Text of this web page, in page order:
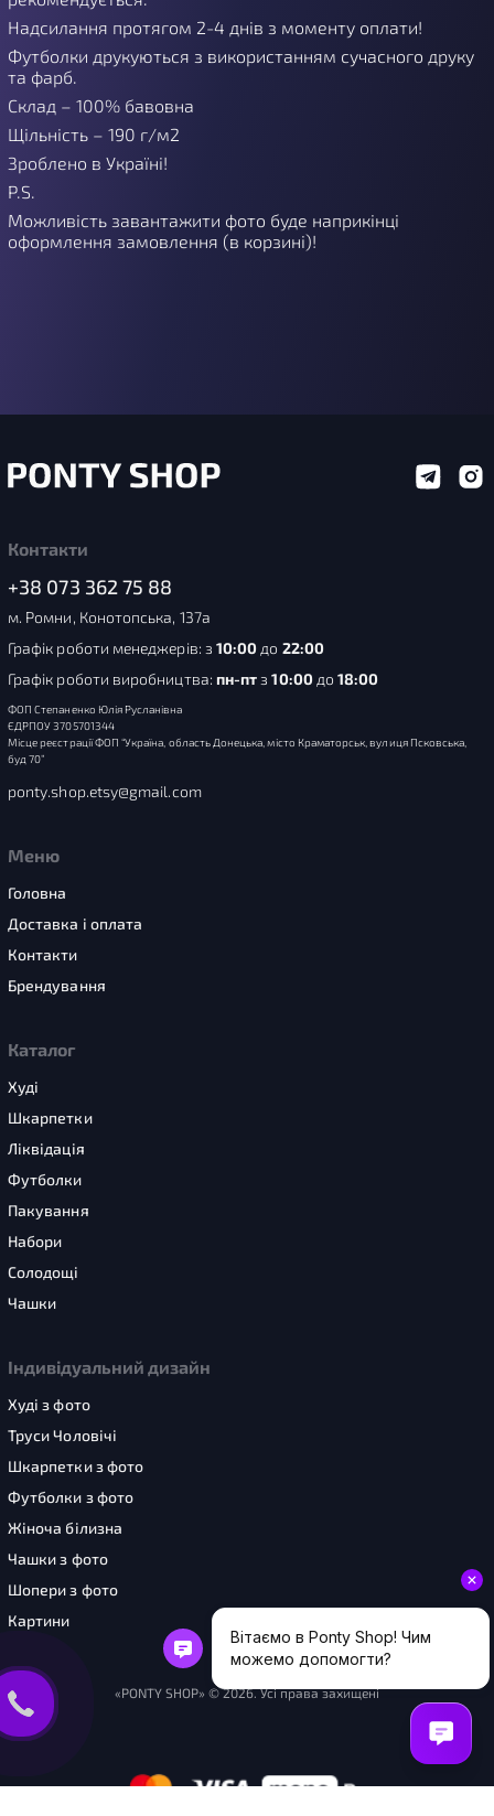
Надсилання протягом 2-4 днів з моменту оплати!
Футболки друкуються з використанням сучасного друку
та фарб.
Склад – 100% бавовна
Щільність – 190 г/м2
Зроблено в Україні!
P.S.
Можливість завантажити фото буде наприкінці
оформлення замовлення (в корзині)!
Контакти
+38 073 362 75 88
м. Ромни, Конотопська, 137а
Графік роботи менеджерів: з 10:00 до 22:00
Графік роботи виробництва: пн-пт з10:00до18:00
ФОП Степаненко Юлія Русланівна
ЄДРПОУ 3705701344
Місце реєстрації ФОП “Україна, область Донецька, місто Краматорськ, вулиця Псковська,
буд 70”
ponty.shop.etsy@gmail.com
Меню
Головна
Доставка і оплата
Контакти
Брендування
Каталог
Худі
Шкарпетки
Ліквідація
Футболки
Пакування
Набори
Солодощі
Чашки
Індивідуальний дизайн
Худі з фото
Труси Чоловічі
Шкарпетки з фото
Футболки з фото
Жіноча білизна
Чашки з фото
Шопери з фото
Картини
«PONTY SHOP» © 2026. Усі права захищені